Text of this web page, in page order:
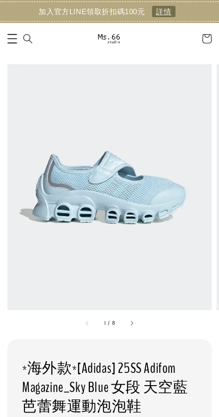
加入官方LINE領取折扣碼100元 詳情
1 / 8
*海外款*[Adidas] 25SS Adifom
Magazine_Sky Blue 女段 天空藍
芭蕾舞運動泡泡鞋